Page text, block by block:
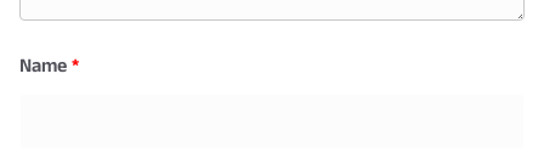
Name*